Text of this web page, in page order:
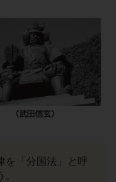
を「分国法」と呼